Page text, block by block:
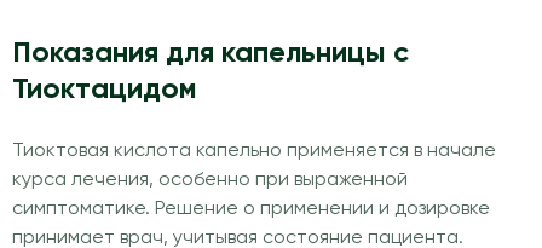
Показания для капельницы с
Тиоктацидом
Тиоктовая кислота капельно применяется в начале
курса лечения, особенно при выраженной
симптоматике. Решение о применении и дозировке
принимает врач, учитывая состояние пациента.